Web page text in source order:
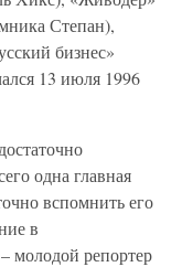
Степан),
бизнес»
13 июля 1996
одна главная
вспомнить его
в
молодой репортер